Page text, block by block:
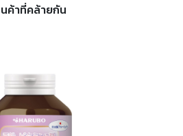
ค้าที่คล้ายกัน